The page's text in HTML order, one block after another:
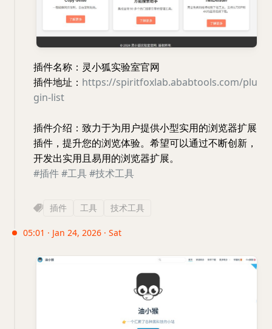
插件名称：灵小狐实验室官网
插件地址： https://spiritfoxlab.ababtools.com/plu
gin-list
插件介绍：致力于为用户提供小型实用的浏览器扩展
插件，提升您的浏览体验。希望可以通过不断创新，
开发出实用且易用的浏览器扩展。
#插件#工具#技术工具
插件 工具 技术工具
05:01 · Jan 24, 2026 · Sat